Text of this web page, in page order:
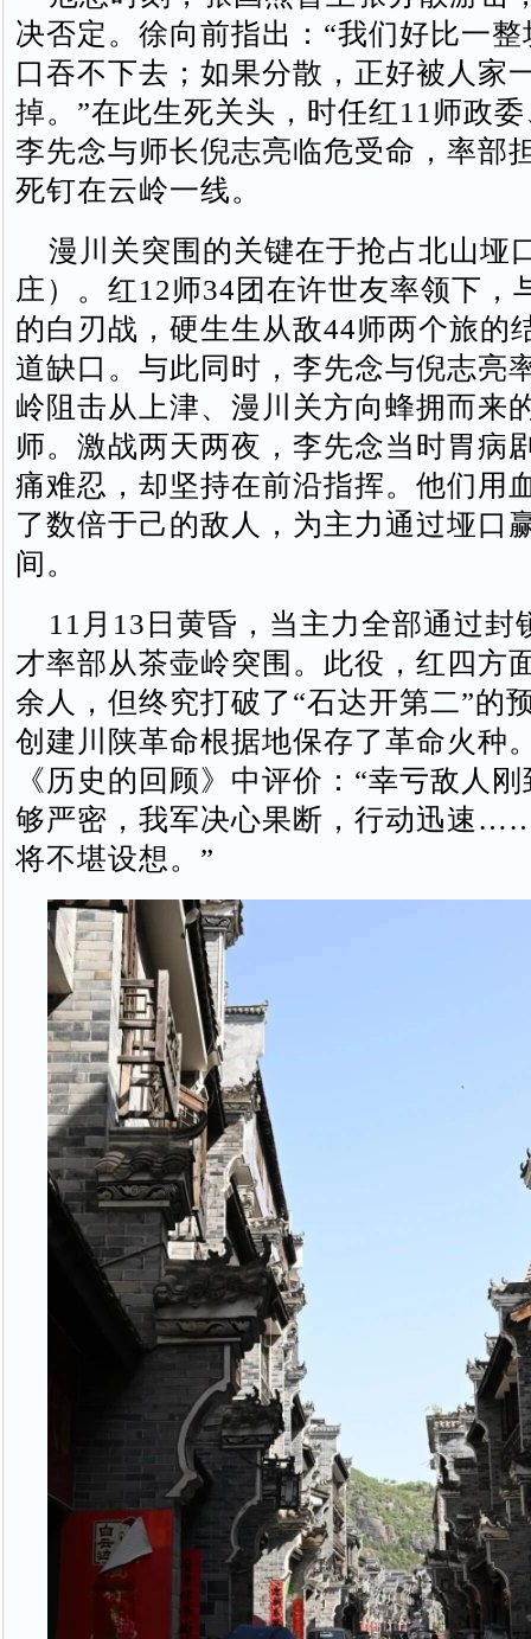
决否定。徐向前指出：“我们好比一
口吞不下去；如果分散，正好被人家
掉。”在此生死关头，时任红11师政
李先念与师长倪志亮临危受命，率部
死钉在云岭一线。
漫川关突围的关键在于抢占北山垭
庄）。红12师34团在许世友率领下，
的白刃战，硬生生从敌44师两个旅的
道缺口。与此同时，李先念与倪志亮
岭阻击从上津、漫川关方向蜂拥而来
师。激战两天两夜，李先念当时胃病
痛难忍，却坚持在前沿指挥。他们用
了数倍于己的敌人，为主力通过垭口
间。
11月13日黄昏，当主力全部通过封
才率部从茶壶岭突围。此役，红四方
余人，但终究打破了“石达开第二”的
创建川陕革命根据地保存了革命火种
《历史的回顾》中评价：“幸亏敌人
够严密，我军决心果断，行动迅速
将不堪设想。”